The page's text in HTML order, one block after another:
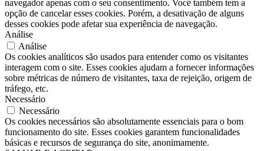
navegador apenas com o seu consentimento. Você também tem a
opção de cancelar esses cookies. Porém, a desativação de alguns
desses cookies pode afetar sua experiência de navegação.
Análise
Análise
Os cookies analíticos são usados para entender como os visitantes
interagem com o site. Esses cookies ajudam a fornecer informações
sobre métricas de número de visitantes, taxa de rejeição, origem de
tráfego, etc.
Necessário
Necessário
Os cookies necessários são absolutamente essenciais para o bom
funcionamento do site. Esses cookies garantem funcionalidades
básicas e recursos de segurança do site, anonimamente.